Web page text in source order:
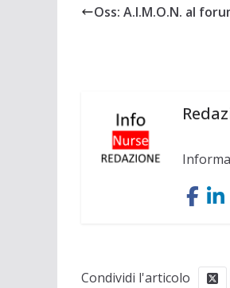
Oss: A.I.M.O.N. al
Condividi l'articolo